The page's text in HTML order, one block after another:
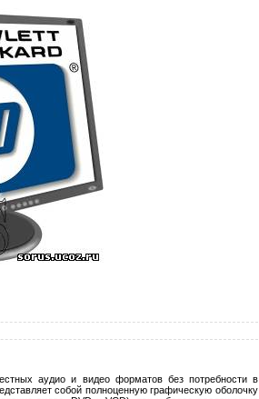
аудио и видео форматов без потребности в
собой полноценную графическую оболочку